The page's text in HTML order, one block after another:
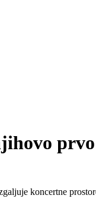
koncertne